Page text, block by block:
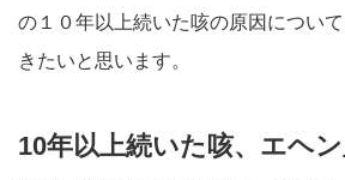
の１０年以上続いた咳の原因につい
きたいと思います。
10年以上続いた咳、エヘ